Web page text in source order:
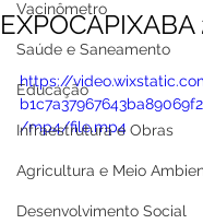
Vacinômetro
Saúde e Saneamento
Educação
Infraestrutura e Obras
Agricultura e Meio
Desenvolvimento Social
EXPOCAPIXABA
https://
/mp4/file.mp4